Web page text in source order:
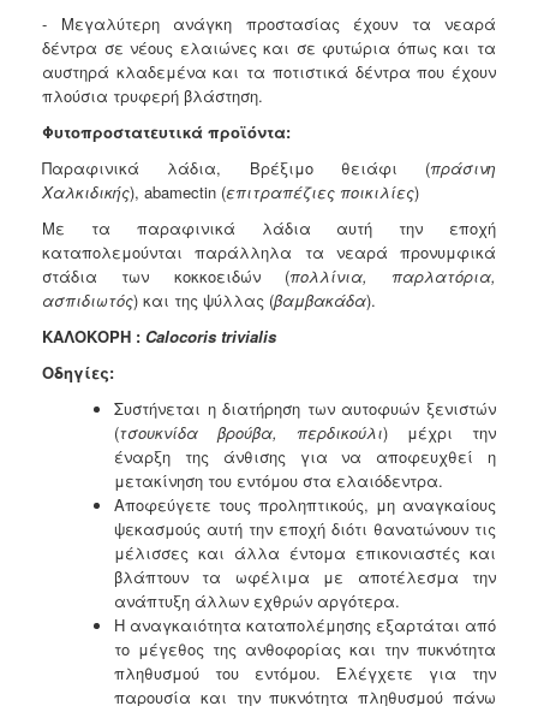
- Μεγαλύτερη ανάγκη προστασίας έχουν τα νεαρά
δέντρα σε νέους ελαιώνες και σε φυτώρια όπως και τα
αυστηρά κλαδεμένα και τα ποτιστικά δέντρα που έχουν
πλούσια τρυφερή βλάστηση.
Φυτοπροστατευτικά προϊόντα:
Παραφινικά λάδια, Βρέξιμο θειάφι (πράσινη
Χαλκιδικής), abamectin (επιτραπέζιες ποικιλίες)
Με τα παραφινικά λάδια αυτή την εποχή
καταπολεμούνται παράλληλα τα νεαρά προνυμφικά
στάδια των κοκκοειδών (πολλίνια, παρλατόρια,
ασπιδιωτός) και της ψύλλας (βαμβακάδα).
ΚΑΛΟΚΟΡΗ : Calocoris trivialis
Οδηγίες:
Συστήνεται η διατήρηση των αυτοφυών ξενιστών
(τσουκνίδα βρούβα, περδικούλι) μέχρι την
έναρξη της άνθισης για να αποφευχθεί η
μετακίνηση του εντόμου στα ελαιόδεντρα.
Αποφεύγετε τους προληπτικούς, μη αναγκαίους
ψεκασμούς αυτή την εποχή διότι θανατώνουν τις
μέλισσες και άλλα έντομα επικονιαστές και
βλάπτουν τα ωφέλιμα με αποτέλεσμα την
ανάπτυξη άλλων εχθρών αργότερα.
Η αναγκαιότητα καταπολέμησης εξαρτάται από
το μέγεθος της ανθοφορίας και την πυκνότητα
πληθυσμού του εντόμου. Ελέγχετε για την
παρουσία και την πυκνότητα πληθυσμού πάνω